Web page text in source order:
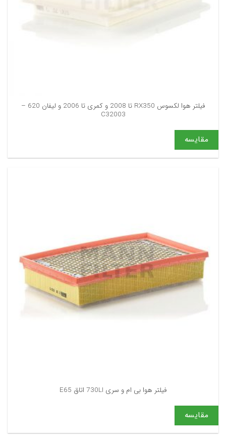
فیلتر هوا لکسوس RX350 تا 2008 و کمری تا 2006 و لیفان 620 –
C32003
مقایسه
فیلتر هوا بی ام و سری 730LI اتاق E65
مقایسه